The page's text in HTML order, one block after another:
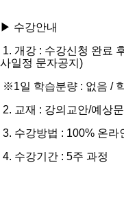
▶ 수강안내
1. 개강 : 수강신청 완료
사일정 문자공지)
※1일 학습분량 : 없음 /
2. 교재 : 강의교안/예상
3. 수강방법 : 100% 온라
4. 수강기간 : 5주 과정